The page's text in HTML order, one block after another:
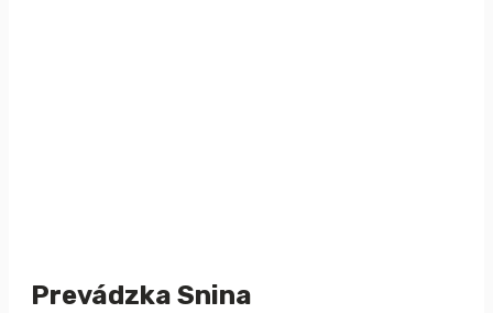
Prevádzka Snina